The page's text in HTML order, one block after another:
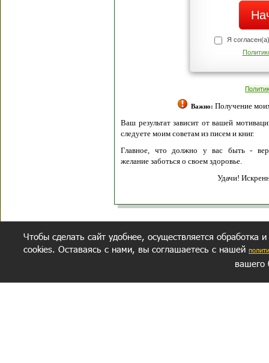
Я
Важно: Получение
Ваш результат зависит от вашей
следуете моим советам из писем и книг.
Главное, что должно у вас быть -
желание заботься о своем здоровье.
Удачи!
Чтобы сделать сайт удобнее, осуществляется обработка
cookies. Оставаясь с нами, вы соглашаетесь с нашей
вашего